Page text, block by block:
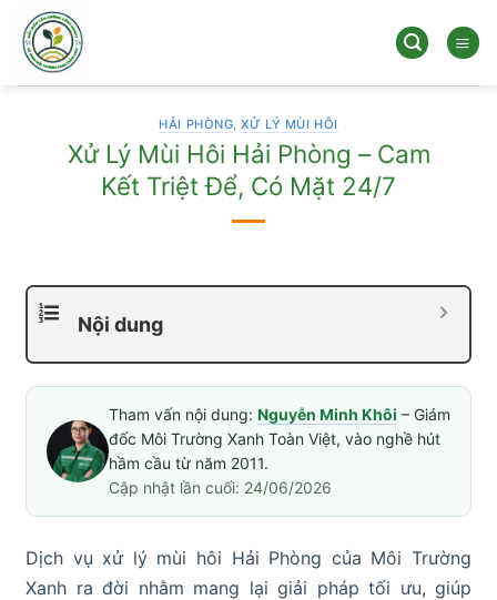
qua
dung
HẢI PHÒNG,XỬ LÝ MÙI HÔI
Xử Lý Mùi Hôi Hải Phòng – Cam
Kết Triệt Để, Có Mặt 24/7
Nội dung
Tham vấn nội dung: Nguyễn Minh Khôi – Giám
đốc Môi Trường Xanh Toàn Việt, vào nghề hút
hầm cầu từ năm 2011.
Cập nhật lần cuối: 24/06/2026
Dịch vụ xử lý mùi hôi Hải Phòng của Môi Trường
Xanh ra đời nhằm mang lại giải pháp tối ưu, giúp